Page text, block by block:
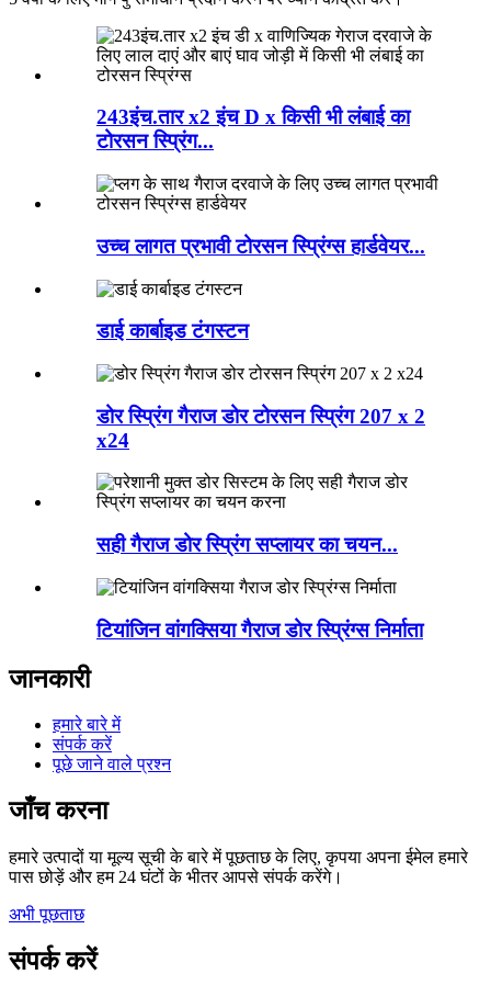
243इंच.तार x2 इंच D x किसी भी लंबाई का
टोरसन स्प्रिंग...
उच्च लागत प्रभावी टोरसन स्प्रिंग्स हार्डवेयर...
डाई कार्बाइड टंगस्टन
डोर स्प्रिंग गैराज डोर टोरसन स्प्रिंग 207 x 2
x24
सही गैराज डोर स्प्रिंग सप्लायर का चयन...
टियांजिन वांगक्सिया गैराज डोर स्प्रिंग्स निर्माता
जानकारी
हमारे बारे में
संपर्क करें
पूछे जाने वाले प्रश्न
जाँच करना
हमारे उत्पादों या मूल्य सूची के बारे में पूछताछ के लिए, कृपया अपना ईमेल हमारे
पास छोड़ें और हम 24 घंटों के भीतर आपसे संपर्क करेंगे।
अभी पूछताछ
संपर्क करें